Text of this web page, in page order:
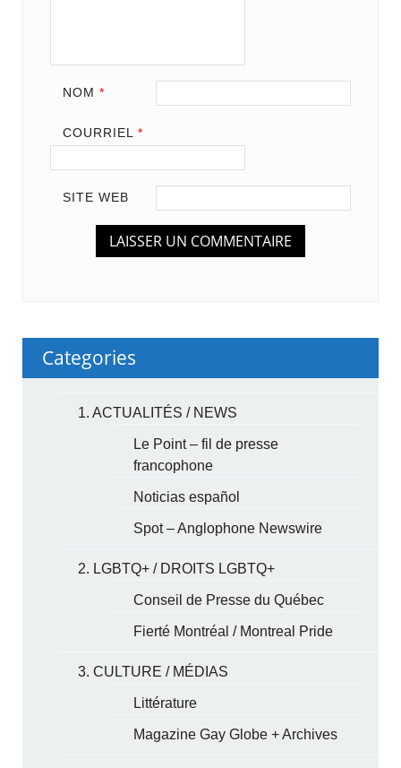
NOM *
COURRIEL *
SITE WEB
Categories
1. ACTUALITÉS / NEWS
Le Point – fil de presse
francophone
Noticias español
Spot – Anglophone Newswire
2. LGBTQ+ / DROITS LGBTQ+
Conseil de Presse du Québec
Fierté Montréal / Montreal Pride
3. CULTURE / MÉDIAS
Littérature
Magazine Gay Globe + Archives